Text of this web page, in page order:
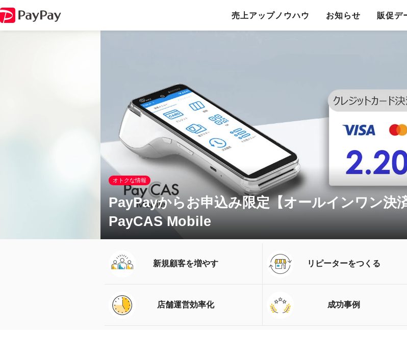
売上アップノウハウ お知らせ 販促デ
オトクな情報
PayPayからお申込み限定【オールインワン決
PayCAS Mobile
新規顧客を増やす リピーターをつくる
店舗運営効率化 成功事例